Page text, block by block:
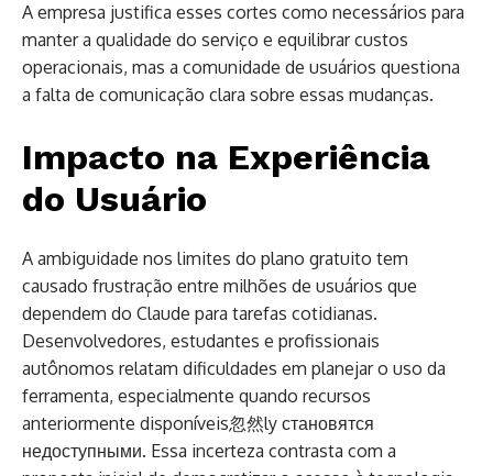
A empresa justifica esses cortes como necessários para
manter a qualidade do serviço e equilibrar custos
operacionais, mas a comunidade de usuários questiona
a falta de comunicação clara sobre essas mudanças.
Impacto na Experiência
do Usuário
A ambiguidade nos limites do plano gratuito tem
causado frustração entre milhões de usuários que
dependem do Claude para tarefas cotidianas.
Desenvolvedores, estudantes e profissionais
autônomos relatam dificuldades em planejar o uso da
ferramenta, especialmente quando recursos
anteriormente disponíveis忽然ly становятся
недоступными. Essa incerteza contrasta com a